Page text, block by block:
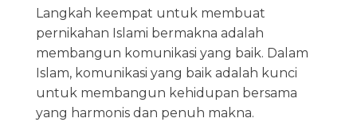
Langkah keempat untuk membuat
pernikahan Islami bermakna adalah
membangun komunikasi yang baik. Dalam
Islam, komunikasi yang baik adalah kunci
untuk membangun kehidupan bersama
yang harmonis dan penuh makna.